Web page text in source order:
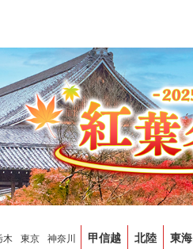
木 東京 神奈川 甲信越 北陸 東海